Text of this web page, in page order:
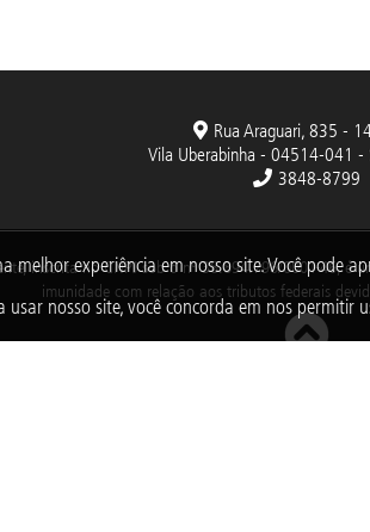
melhor experiência em nosso site. Você pode
usar nosso site, você concorda em nos permitir
Rua Araguari, 835 -
Vila Uberabinha - 04514-041 -
3848-8799
inscrita no CNPJ sob o nº 38.894.796/0001-46,
imunidade com relação aos tributos federais